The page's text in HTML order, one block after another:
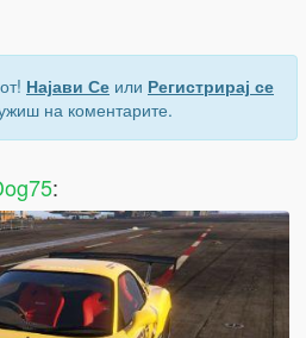
Најави Се или Регистрирај се
на коментарите.
: